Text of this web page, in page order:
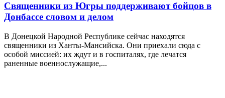
Священники из Югры поддерживают бойцов в
Донбассе словом и делом
В Донецкой Народной Республике сейчас находятся
священники из Ханты-Мансийска. Они приехали сюда с
особой миссией: их ждут и в госпиталях, где лечатся
раненные военнослужащие,...